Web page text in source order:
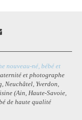
nouveau-né, bébé et
et photographe
Neuchâtel, Yverdon,
(Ain, Haute-Savoie,
de haute qualité